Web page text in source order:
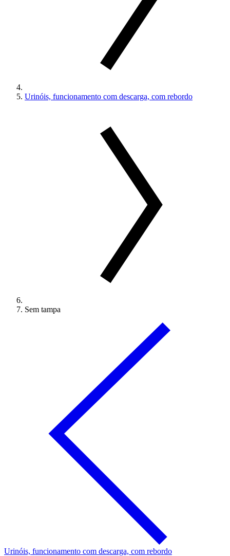
Urinóis, funcionamento com descarga, com rebordo
Sem tampa
Urinóis, funcionamento com descarga, com rebordo